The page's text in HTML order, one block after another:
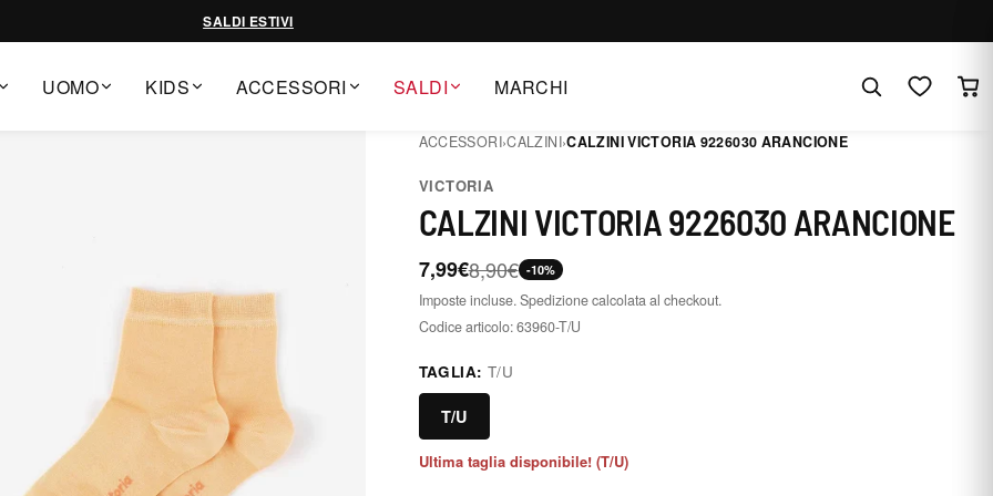
SALDI ESTIVI
UOMO KIDS ACCESSORI SALDI MARCHI
ACCESSORI›CALZINI›CALZINI VICTORIA 9226030 ARANCIONE
VICTORIA
CALZINI VICTORIA 9226030 ARANCIONE
7,99€8,90€ -10%
Imposte incluse. Spedizione calcolata al checkout.
Codice articolo:63960-T/U
TAGLIA: T/U
T/U
Ultima taglia disponibile! (T/U)